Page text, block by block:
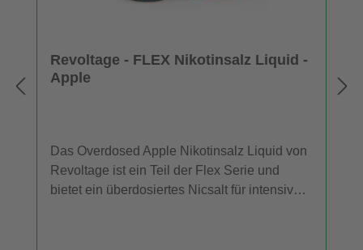
Revoltage - FLEX Nikotinsalz Liquid -
Apple
Das Overdosed Apple Nikotinsalz Liquid von
Revoltage ist ein Teil der Flex Serie und
bietet ein überdosiertes Nicsalt für intensiven